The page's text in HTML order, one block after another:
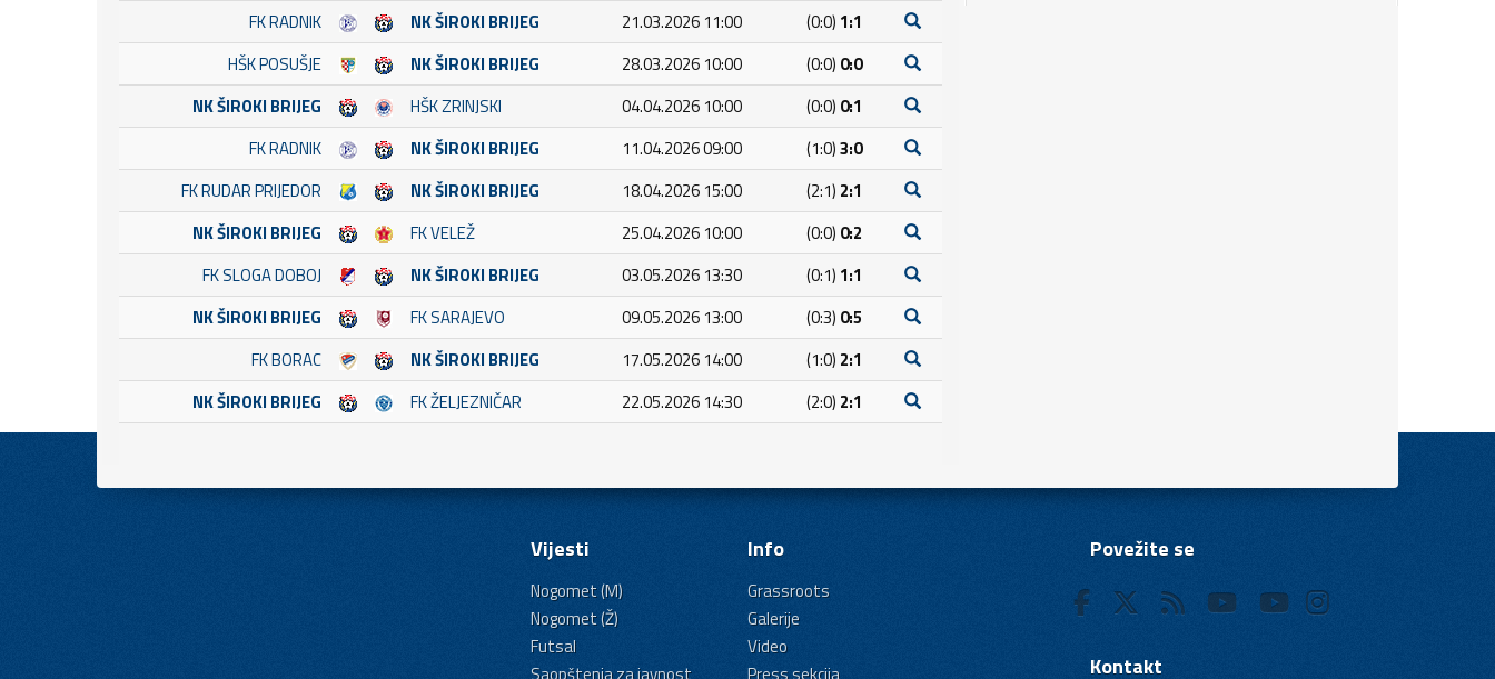
FK RADNIK
NK ŠIROKI BRIJEG 21.03.2026 11:00 (0:0) 1:1
HŠK POSUŠJE
NK ŠIROKI BRIJEG 28.03.2026 10:00 (0:0) 0:0
NK ŠIROKI BRIJEG
HŠK ZRINJSKI 04.04.2026 10:00 (0:0) 0:1
FK RADNIK
NK ŠIROKI BRIJEG 11.04.2026 09:00 (1:0)3:0
FK RUDAR PRIJEDOR
NK ŠIROKI BRIJEG 18.04.2026 15:00 (2:1) 2:1
NK ŠIROKI BRIJEG
FK VELEŽ 25.04.2026 10:00 (0:0) 0:2
FK SLOGA DOBOJ
NK ŠIROKI BRIJEG 03.05.2026 13:30 (0:1) 1:1
NK ŠIROKI BRIJEG
FK SARAJEVO 09.05.2026 13:00 (0:3) 0:5
FK BORAC
NK ŠIROKI BRIJEG 17.05.2026 14:00 (1:0) 2:1
NK ŠIROKI BRIJEG
FK ŽELJEZNIČAR 22.05.2026 14:30 (2:0) 2:1
Vijesti
Nogomet (M)
Nogomet (Ž)
Futsal
Info
Grassroots
Galerije
Video
Povežite se
Kontakt